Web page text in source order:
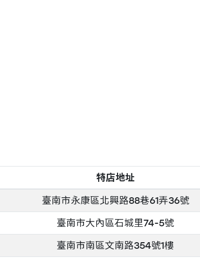
特店地址
臺南市永康區北興路88巷61弄36號
臺南市大內區石城里74-5號
臺南市南區文南路354號1樓